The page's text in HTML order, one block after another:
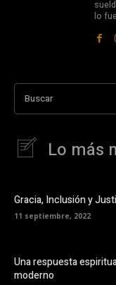
lo
Buscar
Lo más
Gracia, Inclusión y
11 septiembre, 2022
Una respuesta
moderno